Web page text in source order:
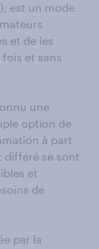
est un mode
et de les
et sans
une
option de
à part
différé se sont
et
de
par la